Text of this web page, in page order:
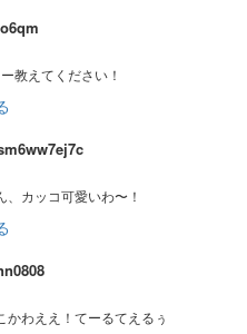
教えてください！
、カッコ可愛いわ〜！
かわええ！てーるてえるぅ